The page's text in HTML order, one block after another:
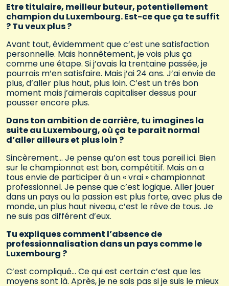
Etre titulaire, meilleur buteur, potentiellement
champion du Luxembourg. Est-ce que ça te suffit
? Tu veux plus ?
Avant tout, évidemment que c’est une satisfaction
personnelle. Mais honnêtement, je vois plus ça
comme une étape. Si j’avais la trentaine passée, je
pourrais m’en satisfaire. Mais j’ai 24 ans. J’ai envie de
plus, d’aller plus haut, plus loin. C’est un très bon
moment mais j’aimerais capitaliser dessus pour
pousser encore plus.
Dans ton ambition de carrière, tu imagines la
suite au Luxembourg, où ça te parait normal
d’aller ailleurs et plus loin ?
Sincèrement… Je pense qu’on est tous pareil ici. Bien
sur le championnat est bon, compétitif. Mais on a
tous envie de participer à un « vrai » championnat
professionnel. Je pense que c’est logique. Aller jouer
dans un pays ou la passion est plus forte, avec plus de
monde, un plus haut niveau, c’est le rêve de tous. Je
ne suis pas différent d’eux.
Tu expliques comment l’absence de
professionnalisation dans un pays comme le
Luxembourg ?
C’est compliqué… Ce qui est certain c’est que les
moyens sont là. Après, je ne sais pas si je suis le mieux